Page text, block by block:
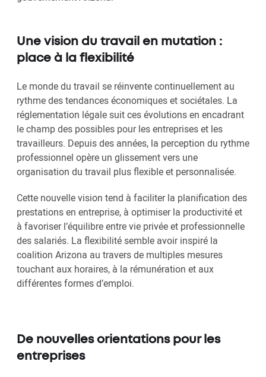
Une vision du travail en mutation :
place à la flexibilité
Le monde du travail se réinvente continuellement au
rythme des tendances économiques et sociétales. La
réglementation légale suit ces évolutions en encadrant
le champ des possibles pour les entreprises et les
travailleurs. Depuis des années, la perception du rythme
professionnel opère un glissement vers une
organisation du travail plus flexible et personnalisée.
Cette nouvelle vision tend à faciliter la planification des
prestations en entreprise, à optimiser la productivité et
à favoriser l’équilibre entre vie privée et professionnelle
des salariés. La flexibilité semble avoir inspiré la
coalition Arizona au travers de multiples mesures
touchant aux horaires, à la rémunération et aux
différentes formes d’emploi.
De nouvelles orientations pour les
entreprises